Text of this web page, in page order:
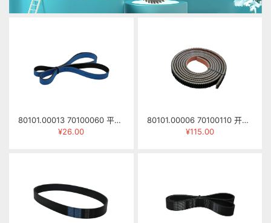
80101.00013 70100060 平面皮带1655mm×20mm×1.7mm
¥26.00
80101.00006 70100110 开口皮带/压梁皮带 20×8×3300mm
¥115.00